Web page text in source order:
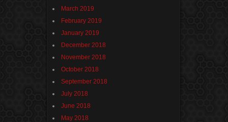
March 2019
February 2019
January 2019
December 2018
November 2018
October 2018
September 2018
July 2018
June 2018
May 2018